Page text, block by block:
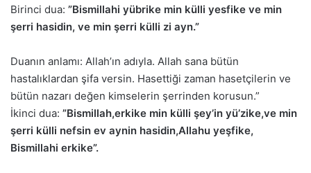
Birinci dua: ”Bismillahi yübrike min külli yesfike ve min
şerri hasidin, ve min şerri külli zi ayn.”
Duanın anlamı: Allah’ın adıyla. Allah sana bütün
hastalıklardan şifa versin. Hasettiği zaman hasetçilerin ve
bütün nazarı değen kimselerin şerrinden korusun.”
İkinci dua: ”Bismillah,erkike min külli şey’in yü’zike,ve min
şerri külli nefsin ev aynin hasidin,Allahu yeşfike,
Bismillahi erkike”.